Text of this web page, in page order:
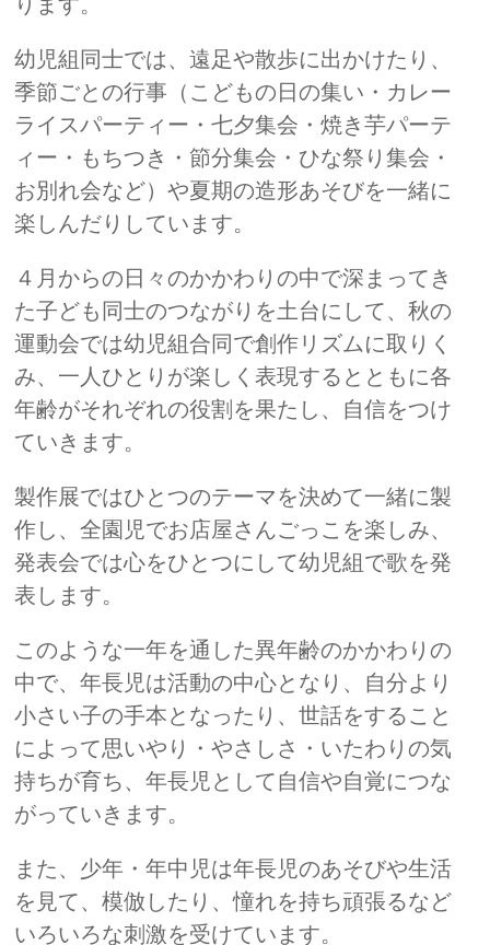
幼児組同士では、遠足や散歩に出かけたり、
季節ごとの行事（こどもの日の集い・カレー
ライスパーティー・七夕集会・焼き芋パーテ
ィー・もちつき・節分集会・ひな祭り集会・
お別れ会など）や夏期の造形あそびを一緒に
楽しんだりしています。
４月からの日々のかかわりの中で深まってき
た子ども同士のつながりを土台にして、秋の
運動会では幼児組合同で創作リズムに取りく
み、一人ひとりが楽しく表現するとともに各
年齢がそれぞれの役割を果たし、自信をつけ
ていきます。
製作展ではひとつのテーマを決めて一緒に製
作し、全園児でお店屋さんごっこを楽しみ、
発表会では心をひとつにして幼児組で歌を発
表します。
このような一年を通した異年齢のかかわりの
中で、年長児は活動の中心となり、自分より
小さい子の手本となったり、世話をすること
によって思いやり・やさしさ・いたわりの気
持ちが育ち、年長児として自信や自覚につな
がっていきます。
また、少年・年中児は年長児のあそびや生活
を見て、模倣したり、憧れを持ち頑張るなど
いろいろな刺激を受けています。